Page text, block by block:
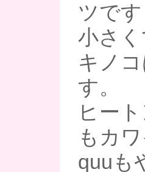
ツです
小さ
キノ
す。
ヒー
もカ
quuも